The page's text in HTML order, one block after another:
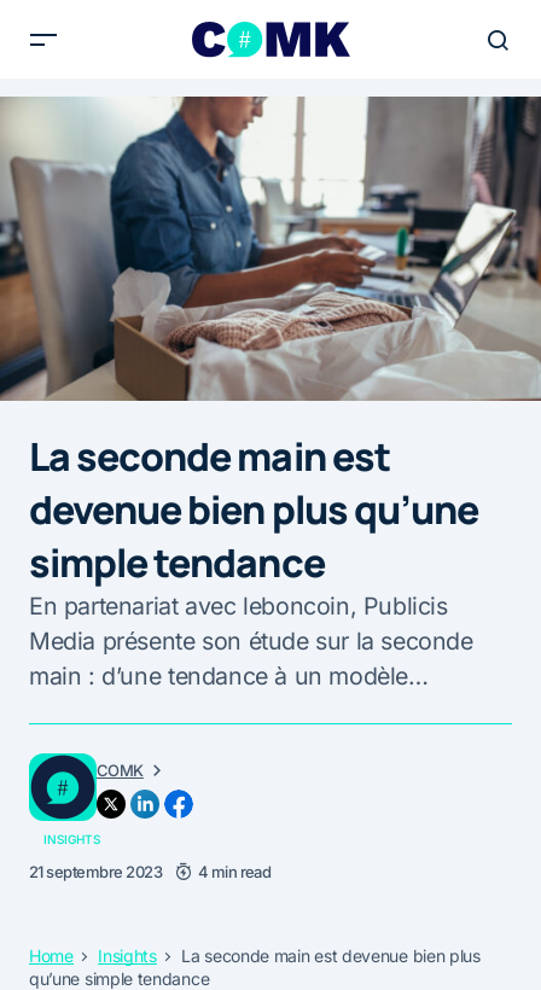
La seconde main est
devenue bien plus qu’une
simple tendance
En partenariat avec leboncoin, Publicis
Media présente son étude sur la seconde
main : d’une tendance à un modèle…
COMK
INSIGHTS
21 septembre 2023 4 min read
Home Insights
La seconde main est devenue bien plus
qu’une simple tendance